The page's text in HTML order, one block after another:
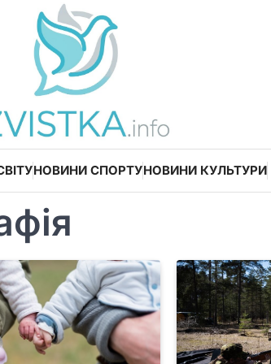
НОВИНИ СПОРТУНОВИНИ КУЛЬТУРИ